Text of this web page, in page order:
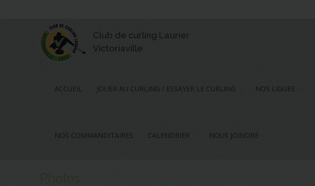
Club de curling Laurier
Victoriaville
ACCUEIL JOUER AU CURLING / ESSAYER LE CURLING NOS LIGUES
NOS COMMANDITAIRES CALENDRIER NOUS JOINDRE
Photos